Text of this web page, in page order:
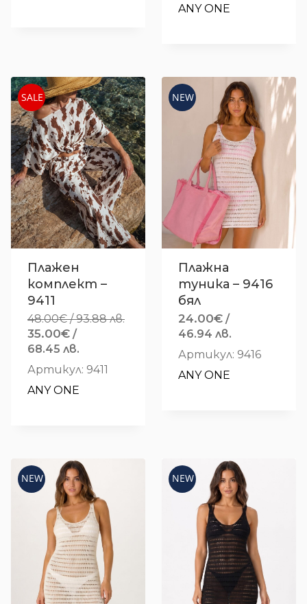
ANY ONE
SALE
Плажен
комплект –
9411
48.00€/ 93.88 лв.
Original
price
was:
48.00€
/
35.00€ /
68.45 лв.
цена
Артикул: 9411
ANY ONE
NEW
Плажна
туника – 9416
бял
24.00€ /
46.94 лв.
Артикул: 9416
ANY ONE
NEW NEW